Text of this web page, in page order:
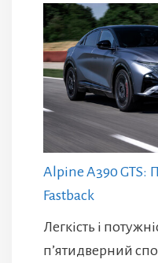
Alpine A390 GTS:
Fastback
Легкість і
п’ятидверний